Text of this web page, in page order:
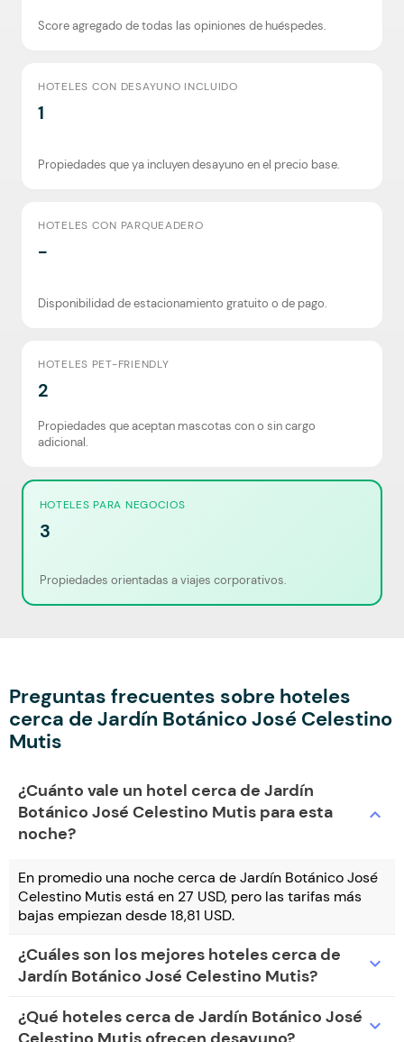
Score agregado de todas las opiniones de huéspedes.
HOTELES CON DESAYUNO INCLUIDO
1
Propiedades que ya incluyen desayuno en el precio base.
HOTELES CON PARQUEADERO
-
Disponibilidad de estacionamiento gratuito o de pago.
HOTELES PET-FRIENDLY
2
Propiedades que aceptan mascotas con o sin cargo
adicional.
HOTELES PARA NEGOCIOS
3
Propiedades orientadas a viajes corporativos.
Preguntas frecuentes sobre hoteles
cerca de Jardín Botánico José Celestino
Mutis
¿Cuánto vale un hotel cerca de Jardín
Botánico José Celestino Mutis para esta
noche?
expand_more
En promedio una noche cerca de Jardín Botánico José
Celestino Mutis está en 27 USD, pero las tarifas más
bajas empiezan desde 18,81 USD.
¿Cuáles son los mejores hoteles cerca de
Jardín Botánico José Celestino Mutis?
expand_more
¿Qué hoteles cerca de Jardín Botánico José expand_more